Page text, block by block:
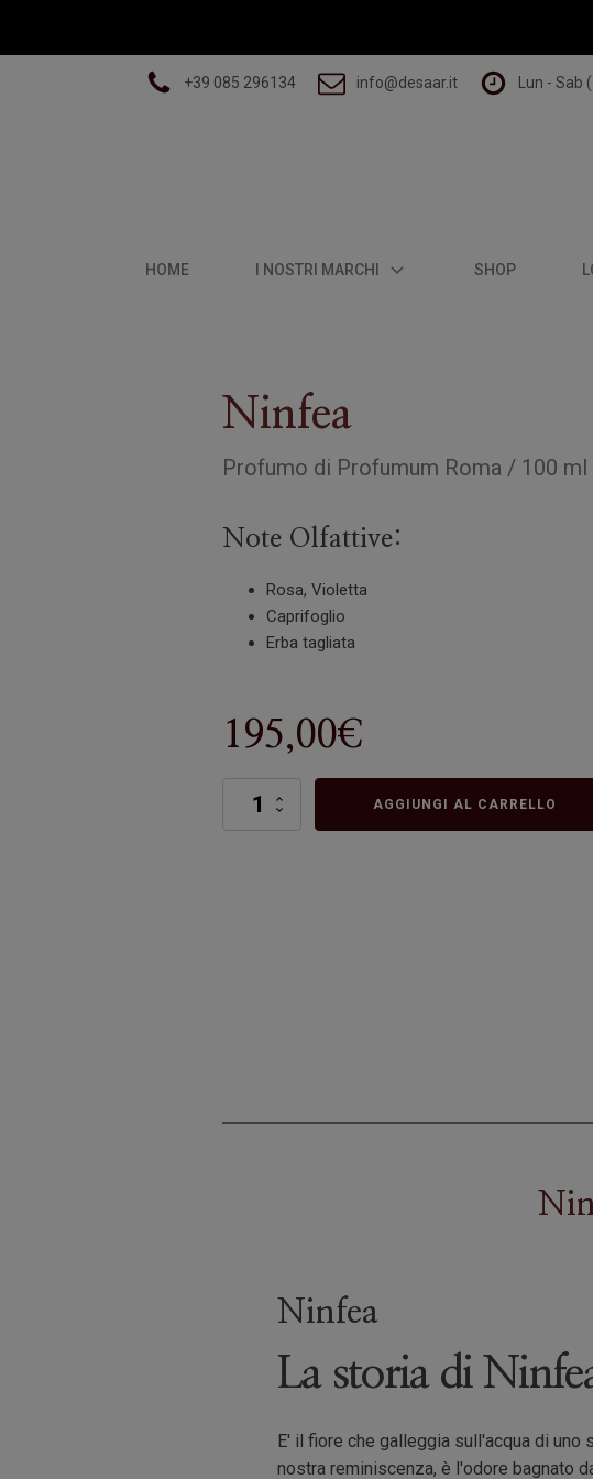
+39 085 296134 info@desaar.it Lun - Sab
HOME I NOSTRI MARCHI SHOP
Ninfea
Profumo di Profumum Roma / 100 ml
Note Olfattive:
Rosa, Violetta
Caprifoglio
Erba tagliata
195,00€
Ninfea
AGGIUNGI AL CARRELLO
Ninfea
La storia di
E' il fiore che galleggia sull'acqua di uno
nostra reminiscenza, è l'odore bagnato